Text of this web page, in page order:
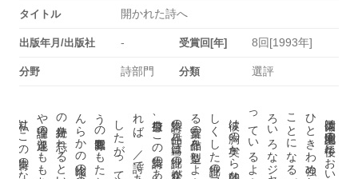
タイトル 開かれた詩へ
出版年月/出版社 - 受賞回[年] 8回[1993年]
分野 詩部門 分類 選評